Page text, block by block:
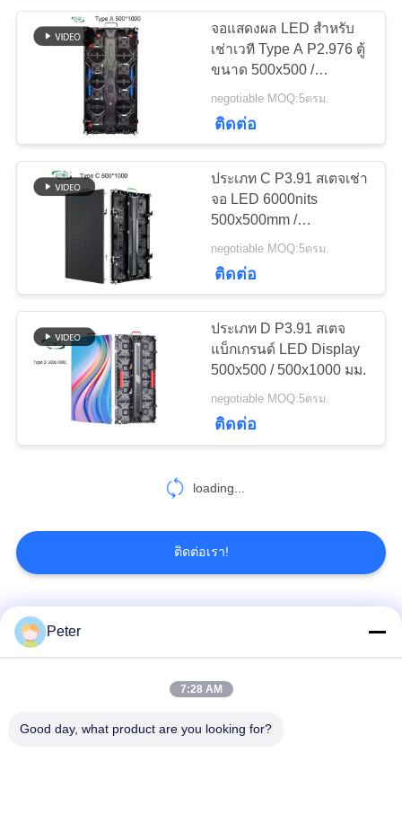
นโยบาย
ส่วน
จอแสดงผล LED เช่า
ในร่ม
50
หน้าจอโฆษณา LED
กลางแจ้ง
จอแสดงผล LED
สนามกีฬา
24
จอแสดงผล LED
ปริมณฑลกีฬา
21
จอแสดงผล LED สำหรับ
เช่าเวที Type A P2.976 ตู้
ขนาด 500x500 /
500x1000 มม. ความสว่าง
3840Hz
negotiable MOQ:5ตรม.
ติดต่อ
ประเภท C P3.91 สเตจเช่า
จอ LED 6000nits
500x500mm /
500x1000mm ตู้
negotiable MOQ:5ตรม.
ติดต่อ
ประเภท D P3.91 สเตจ
แบ็กเกรนด์ LED Display
500x500 / 500x1000 มม.
negotiable MOQ:5ตรม.
ติดต่อ
loading...
ติดต่อเรา!
หมวดหมู่ยอดนิยม
จอแสดงผล LED คงที่
Peter
7:28 AM
Good day, what product are you looking for?